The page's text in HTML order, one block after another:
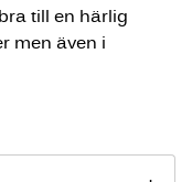
till en härlig
men även i